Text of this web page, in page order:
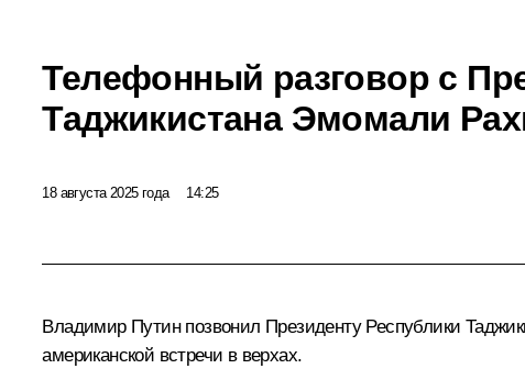
Телефонный разговор с
Таджикистана Эмомали
18 августа 2025 года 14:25
Владимир Путин позвонил Президенту Республики
американской встречи в верхах.